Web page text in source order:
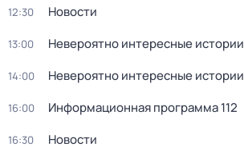
12:30 Новости
13:00 Невероятно интересные истории
14:00 Невероятно интересные истории
16:00 Информационная программа 112
16:30 Новости